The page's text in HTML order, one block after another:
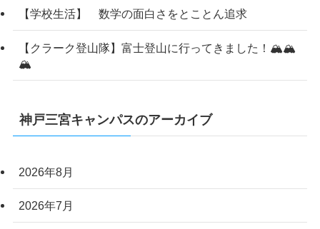
【学校生活】 数学の面白さをとことん追求
【クラーク登山隊】富士登山に行ってきました！🏔️🏔️
🏔️
神戸三宮キャンパスのアーカイブ
2026年8月
2026年7月